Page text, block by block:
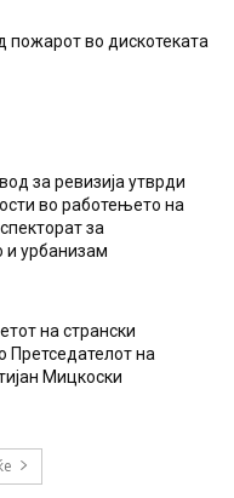
пожарот во дискотеката
за ревизија утврди
во работењето на
за
урбанизам
на странски
Претседателот на
Мицкоски